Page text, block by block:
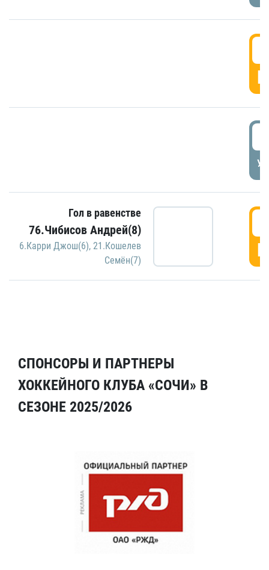
Гол в равенстве
76.Чибисов Андрей(8)
6.Карри Джош(6), 21.Кошелев
Семён(7)
СПОНСОРЫ И ПАРТНЕРЫ
ХОККЕЙНОГО КЛУБА «СОЧИ» В
СЕЗОНЕ 2025/2026